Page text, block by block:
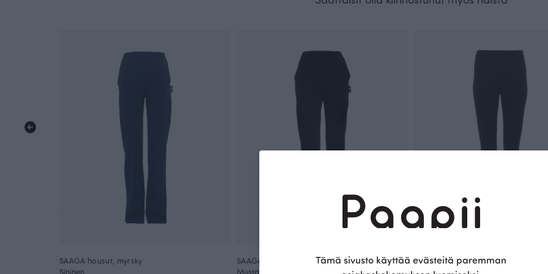
SAAGA housut, myrsky
Sininen
SAAGA housut, musta
Musta
SILJA collegeleggins, musta
Musta
Tämä sivusto käyttää evästeitä paremman